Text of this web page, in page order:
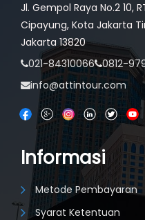
Jl. Gempol Raya No.2 10,
Cipayung, Kota Jakarta
Jakarta 13820
021-84310066 0812-
info@attintour.com
Informasi
Metode Pembayaran
Syarat Ketentuan